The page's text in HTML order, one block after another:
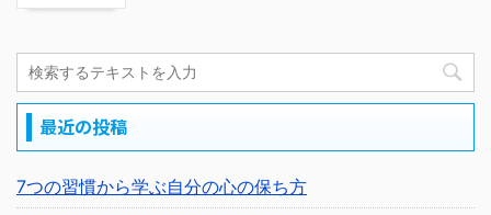
最近の投稿
7つの習慣から学ぶ自分の心の保ち方